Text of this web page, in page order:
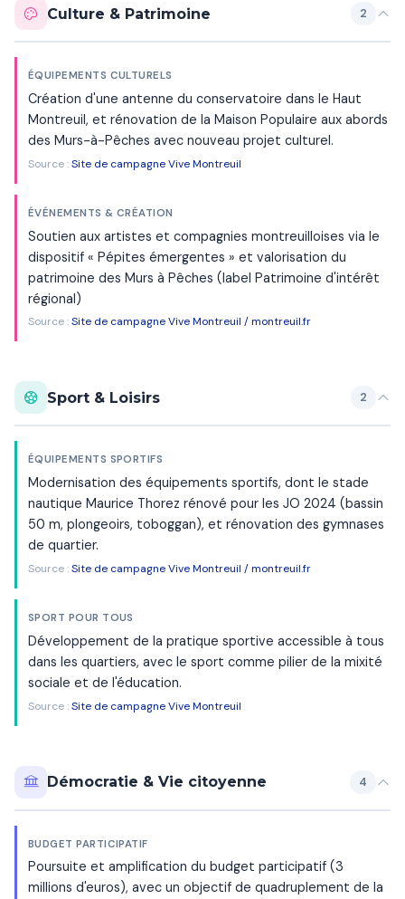
Culture & Patrimoine 2
ÉQUIPEMENTS CULTURELS
Création d'une antenne du conservatoire dans le Haut
Montreuil, et rénovation de la Maison Populaire aux abords
des Murs-à-Pêches avec nouveau projet culturel.
Source :Site de campagne Vive Montreuil
ÉVÉNEMENTS & CRÉATION
Soutien aux artistes et compagnies montreuilloises via le
dispositif « Pépites émergentes » et valorisation du
patrimoine des Murs à Pêches (label Patrimoine d'intérêt
régional)
Source :Site de campagne Vive Montreuil / montreuil.fr
Sport & Loisirs 2
ÉQUIPEMENTS SPORTIFS
Modernisation des équipements sportifs, dont le stade
nautique Maurice Thorez rénové pour les JO 2024 (bassin
50 m, plongeoirs, toboggan), et rénovation des gymnases
de quartier.
Source :Site de campagne Vive Montreuil / montreuil.fr
SPORT POUR TOUS
Développement de la pratique sportive accessible à tous
dans les quartiers, avec le sport comme pilier de la mixité
sociale et de l'éducation.
Source :Site de campagne Vive Montreuil
Démocratie & Vie citoyenne 4
BUDGET PARTICIPATIF
Poursuite et amplification du budget participatif (3
millions d'euros), avec un objectif de quadruplement de la